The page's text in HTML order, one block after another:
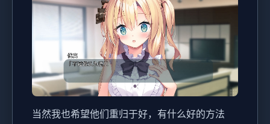
当然我也希望他们重归于好，有什么好的方法